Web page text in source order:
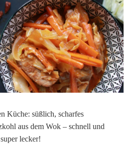
Küche: süßlich, scharfes
aus dem Wok – schnell und
lecker!